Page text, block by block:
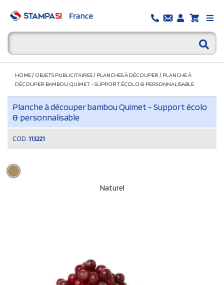
HOME/ OBJETS PUBLICITAIRES/ PLANCHES À DÉCOUPER / PLANCHE À
DÉCOUPER BAMBOU QUIMET - SUPPORT ÉCOLO & PERSONNALISABLE
Planche à découper bambou Quimet - Support écolo
& personnalisable
COD. 113221
Naturel